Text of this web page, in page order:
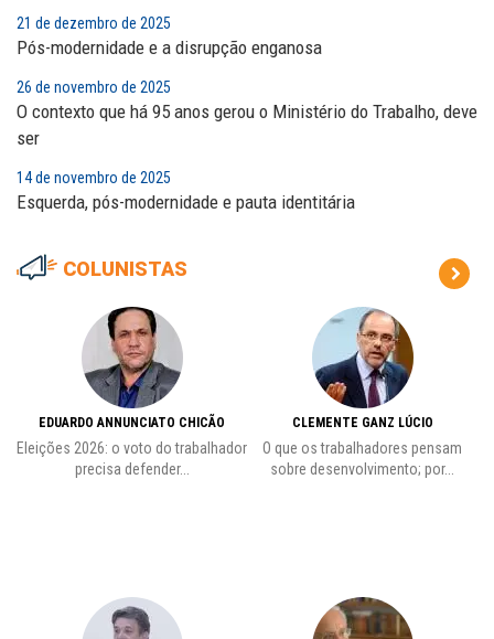
21 de dezembro de 2025
Pós-modernidade e a disrupção enganosa
26 de novembro de 2025
O contexto que há 95 anos gerou o Ministério do Trabalho, deve
ser
14 de novembro de 2025
Esquerda, pós-modernidade e pauta identitária
COLUNISTAS
EDUARDO ANNUNCIATO CHICÃO
Eleições 2026: o voto do trabalhador
precisa defender...
CLEMENTE GANZ LÚCIO
O que os trabalhadores pensam
sobre desenvolvimento; por...